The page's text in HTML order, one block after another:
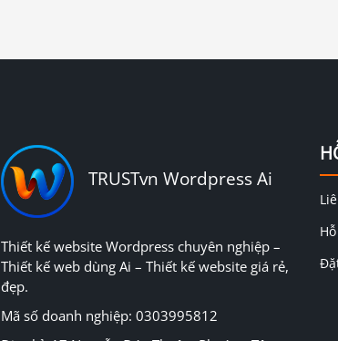
TRUSTvn Wordpress Ai
Thiết kế website Wordpress chuyên nghiệp –
Thiết kế web dùng Ai – Thiết kế website giá rẻ,
đẹp.
Mã số doanh nghiệp: 0303995812